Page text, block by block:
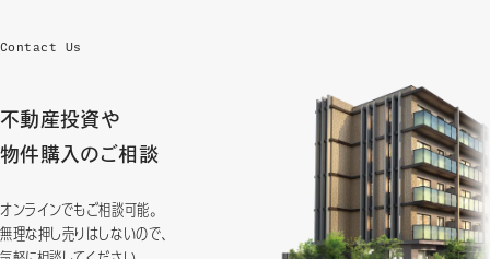
Contact Us
不動産投資や
物件購入のご相談
オンラインでもご相談可能。
無理な押し売りはしないので、